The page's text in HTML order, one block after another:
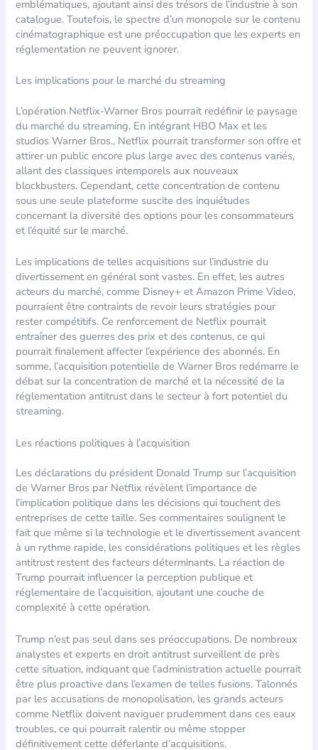
emblématiques, ajoutant ainsi des trésors de l’industrie à son
catalogue. Toutefois, le spectre d’un monopole sur le contenu
cinématographique est une préoccupation que les experts en
réglementation ne peuvent ignorer.
Les implications pour le marché du streaming
L’opération Netflix-Warner Bros pourrait redéfinir le paysage
du marché du streaming. En intégrant HBO Max et les
studios Warner Bros., Netflix pourrait transformer son offre et
attirer un public encore plus large avec des contenus variés,
allant des classiques intemporels aux nouveaux
blockbusters. Cependant, cette concentration de contenu
sous une seule plateforme suscite des inquiétudes
concernant la diversité des options pour les consommateurs
et l’équité sur le marché.
Les implications de telles acquisitions sur l’industrie du
divertissement en général sont vastes. En effet, les autres
acteurs du marché, comme Disney+ et Amazon Prime Video,
pourraient être contraints de revoir leurs stratégies pour
rester compétitifs. Ce renforcement de Netflix pourrait
entraîner des guerres des prix et des contenus, ce qui
pourrait finalement affecter l’expérience des abonnés. En
somme, l’acquisition potentielle de Warner Bros redémarre le
débat sur la concentration de marché et la nécessité de la
réglementation antitrust dans le secteur à fort potentiel du
streaming.
Les réactions politiques à l’acquisition
Les déclarations du président Donald Trump sur l’acquisition
de Warner Bros par Netflix révèlent l’importance de
l’implication politique dans les décisions qui touchent des
entreprises de cette taille. Ses commentaires soulignent le
fait que même si la technologie et le divertissement avancent
à un rythme rapide, les considérations politiques et les règles
antitrust restent des facteurs déterminants. La réaction de
Trump pourrait influencer la perception publique et
réglementaire de l’acquisition, ajoutant une couche de
complexité à cette opération.
Trump n’est pas seul dans ses préoccupations. De nombreux
analystes et experts en droit antitrust surveillent de près
cette situation, indiquant que l’administration actuelle pourrait
être plus proactive dans l’examen de telles fusions. Talonnés
par les accusations de monopolisation, les grands acteurs
comme Netflix doivent naviguer prudemment dans ces eaux
troubles, ce qui pourrait ralentir ou même stopper
définitivement cette déferlante d’acquisitions.